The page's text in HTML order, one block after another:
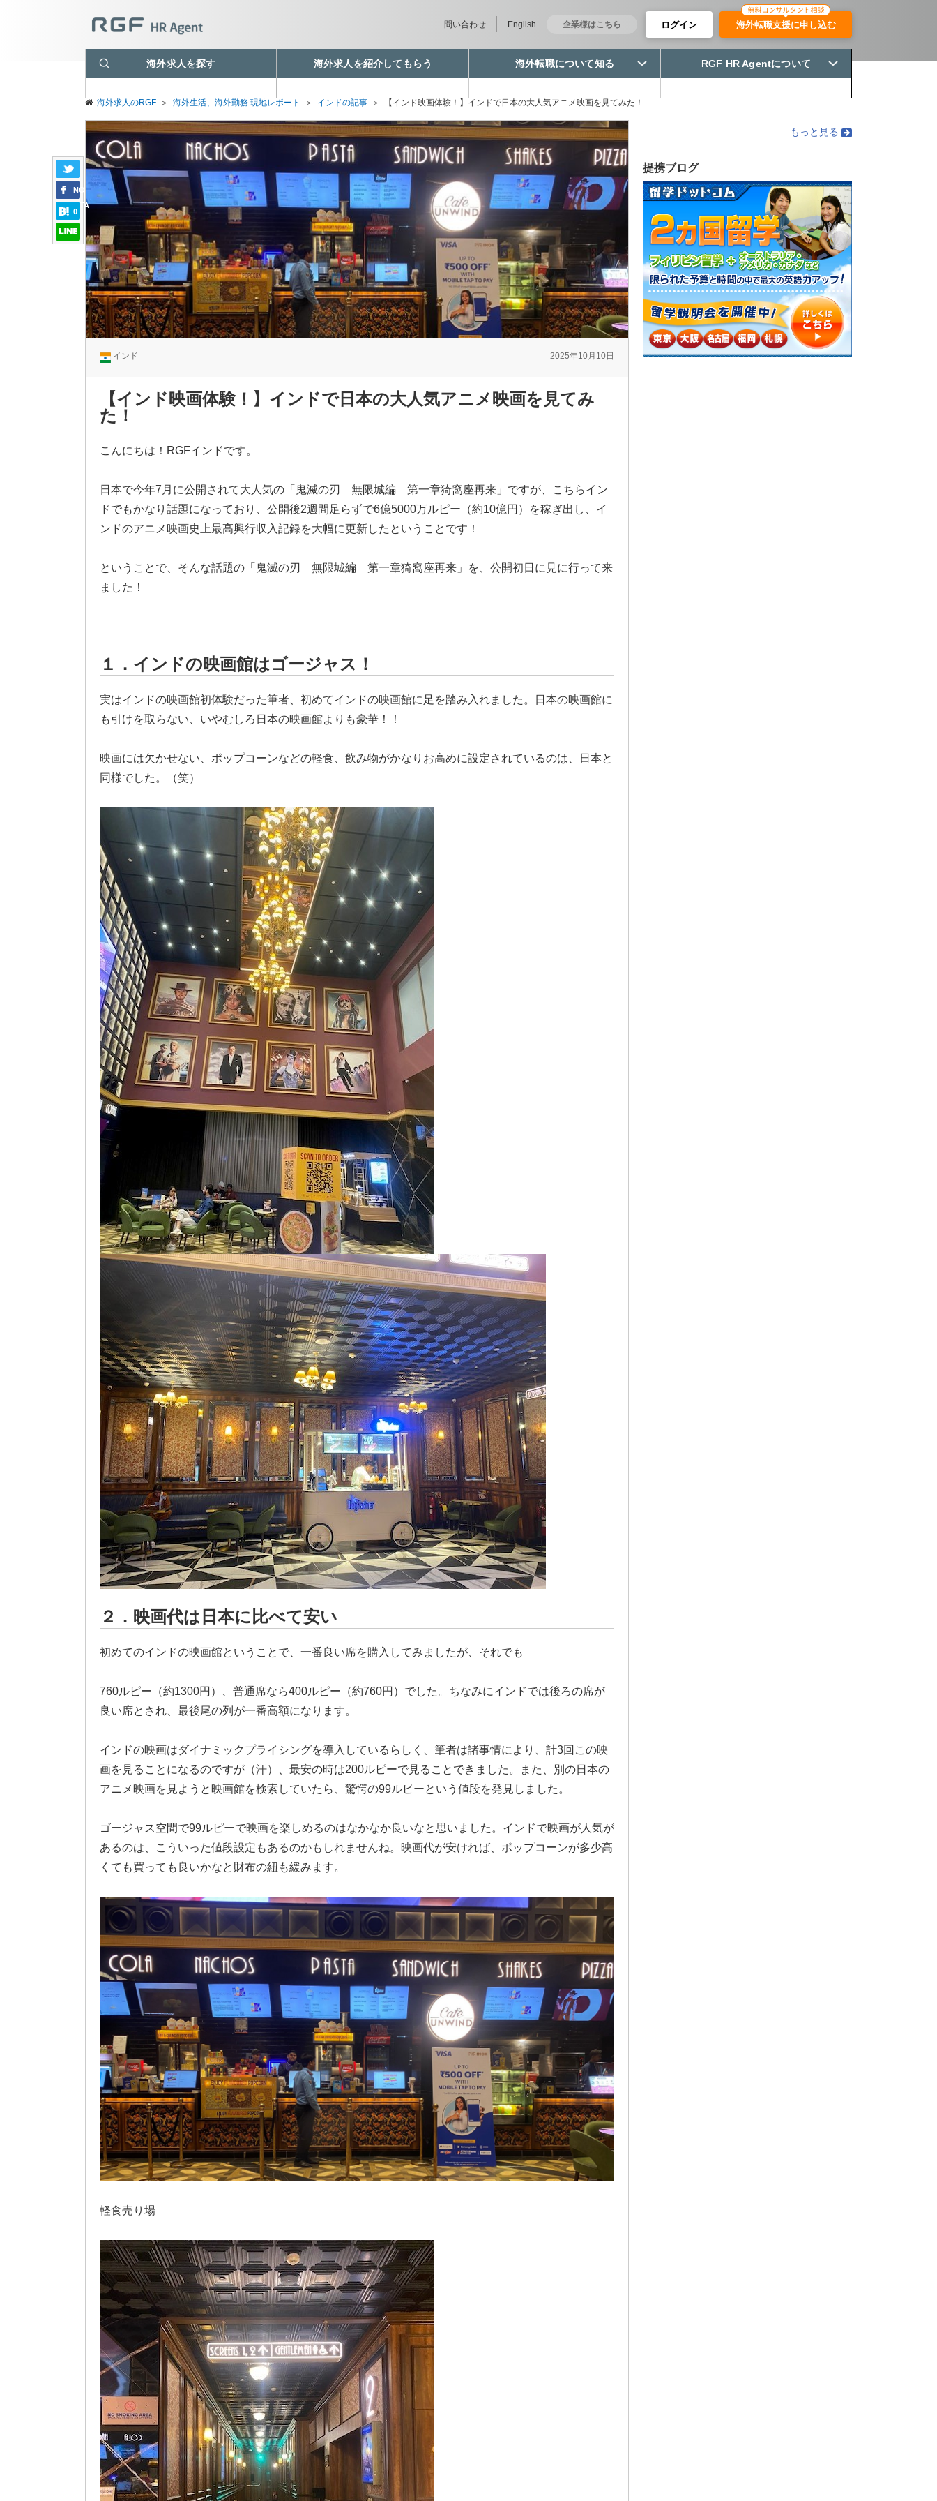
問い合わせ English 企業様はこちら ログイン 海外転職支援に申し込む
海外求人を探す 海外求人を紹介してもらう 海外転職について知る RGF HR Agentについて
海外求人のRGF ＞ 海外生活、海外勤務 現地レポート ＞ インドの記事 ＞ 【インド映画体験！】インドで日本の大人気アニメ映画を見てみた！
インド 2025年10月10日
【インド映画体験！】インドで日本の大人気アニメ映画を見てみ
た！
こんにちは！RGFインドです。
日本で今年7月に公開されて大人気の「鬼滅の刃 無限城編 第一章猗窩座再来」ですが、こちらイン
ドでもかなり話題になっており、公開後2週間足らずで6億5000万ルピー（約10億円）を稼ぎ出し、イ
ンドのアニメ映画史上最高興行収入記録を大幅に更新したということです！
ということで、そんな話題の「鬼滅の刃 無限城編 第一章猗窩座再来」を、公開初日に見に行って来
ました！
１．インドの映画館はゴージャス！
実はインドの映画館初体験だった筆者、初めてインドの映画館に足を踏み入れました。日本の映画館に
も引けを取らない、いやむしろ日本の映画館よりも豪華！！
映画には欠かせない、ポップコーンなどの軽食、飲み物がかなりお高めに設定されているのは、日本と
同様でした。（笑）
２．映画代は日本に比べて安い
初めてのインドの映画館ということで、一番良い席を購入してみましたが、それでも
760ルピー（約1300円）、普通席なら400ルピー（約760円）でした。ちなみにインドでは後ろの席が
良い席とされ、最後尾の列が一番高額になります。
インドの映画はダイナミックプライシングを導入しているらしく、筆者は諸事情により、計3回この映
画を見ることになるのですが（汗）、最安の時は200ルピーで見ることできました。また、別の日本の
アニメ映画を見ようと映画館を検索していたら、驚愕の99ルピーという値段を発見しました。
ゴージャス空間で99ルピーで映画を楽しめるのはなかなか良いなと思いました。インドで映画が人気が
あるのは、こういった値段設定もあるのかもしれませんね。映画代が安ければ、ポップコーンが多少高
くても買っても良いかなと財布の紐も緩みます。
軽食売り場
NO
DATA
0
もっと見る
提携ブログ